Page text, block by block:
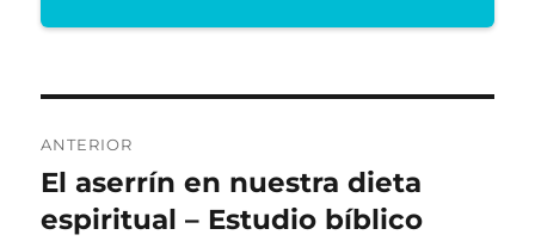
de
entradas
ANTERIOR
Entrada
anterior:
El aserrín en nuestra dieta
espiritual – Estudio bíblico